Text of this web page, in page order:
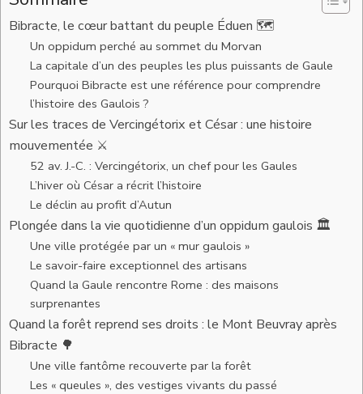
Bibracte, le cœur battant du peuple Éduen 🗺️
Un oppidum perché au sommet du Morvan
La capitale d’un des peuples les plus puissants de Gaule
Pourquoi Bibracte est une référence pour comprendre
l’histoire des Gaulois ?
Sur les traces de Vercingétorix et César : une histoire
mouvementée ⚔️
52 av. J.-C. : Vercingétorix, un chef pour les Gaules
L’hiver où César a récrit l’histoire
Le déclin au profit d’Autun
Plongée dans la vie quotidienne d’un oppidum gaulois 🏛️
Une ville protégée par un « mur gaulois »
Le savoir-faire exceptionnel des artisans
Quand la Gaule rencontre Rome : des maisons
surprenantes
Quand la forêt reprend ses droits : le Mont Beuvray après
Bibracte 🌳
Une ville fantôme recouverte par la forêt
Les « queules », des vestiges vivants du passé